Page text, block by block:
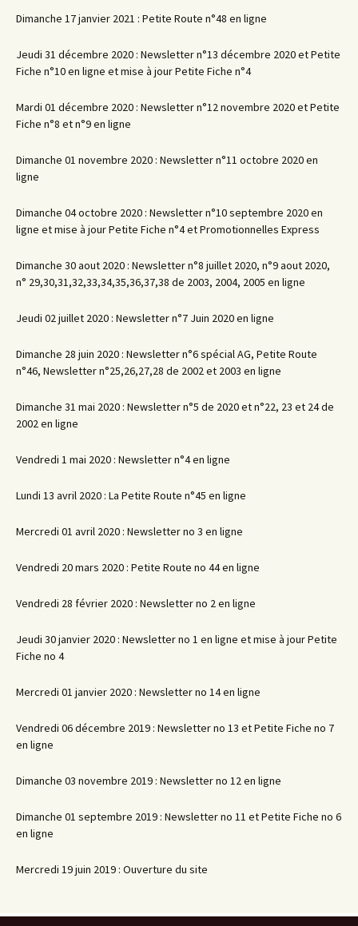
Dimanche 17 janvier 2021 : Petite Route n°48 en ligne
Jeudi 31 décembre 2020 : Newsletter n°13 décembre 2020 et Petite
Fiche n°10 en ligne et mise à jour Petite Fiche n°4
Mardi 01 décembre 2020 : Newsletter n°12 novembre 2020 et Petite
Fiche n°8 et n°9 en ligne
Dimanche 01 novembre 2020 : Newsletter n°11 octobre 2020 en
ligne
Dimanche 04 octobre 2020 : Newsletter n°10 septembre 2020 en
ligne et mise à jour Petite Fiche n°4 et Promotionnelles Express
Dimanche 30 aout 2020 : Newsletter n°8 juillet 2020, n°9 aout 2020,
n° 29,30,31,32,33,34,35,36,37,38 de 2003, 2004, 2005 en ligne
Jeudi 02 juillet 2020 : Newsletter n°7 Juin 2020 en ligne
Dimanche 28 juin 2020 : Newsletter n°6 spécial AG, Petite Route
n°46, Newsletter n°25,26,27,28 de 2002 et 2003 en ligne
Dimanche 31 mai 2020 : Newsletter n°5 de 2020 et n°22, 23 et 24 de
2002 en ligne
Vendredi 1 mai 2020 : Newsletter n°4 en ligne
Lundi 13 avril 2020 : La Petite Route n°45 en ligne
Mercredi 01 avril 2020 : Newsletter no 3 en ligne
Vendredi 20 mars 2020 : Petite Route no 44 en ligne
Vendredi 28 février 2020 : Newsletter no 2 en ligne
Jeudi 30 janvier 2020 : Newsletter no 1 en ligne et mise à jour Petite
Fiche no 4
Mercredi 01 janvier 2020 : Newsletter no 14 en ligne
Vendredi 06 décembre 2019 : Newsletter no 13 et Petite Fiche no 7
en ligne
Dimanche 03 novembre 2019 : Newsletter no 12 en ligne
Dimanche 01 septembre 2019 : Newsletter no 11 et Petite Fiche no 6
en ligne
Mercredi 19 juin 2019 : Ouverture du site